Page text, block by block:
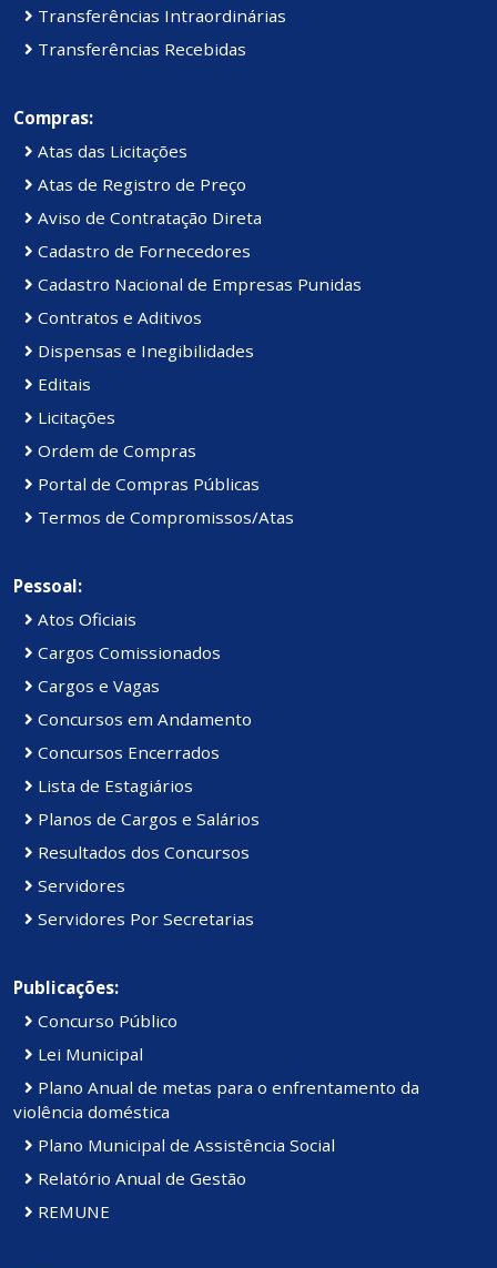
Transferências Intraordinárias
Transferências Recebidas
Compras:
Atas das Licitações
Atas de Registro de Preço
Aviso de Contratação Direta
Cadastro de Fornecedores
Cadastro Nacional de Empresas Punidas
Contratos e Aditivos
Dispensas e Inegibilidades
Editais
Licitações
Ordem de Compras
Portal de Compras Públicas
Termos de Compromissos/Atas
Pessoal:
Atos Oficiais
Cargos Comissionados
Cargos e Vagas
Concursos em Andamento
Concursos Encerrados
Lista de Estagiários
Planos de Cargos e Salários
Resultados dos Concursos
Servidores
Servidores Por Secretarias
Publicações:
Concurso Público
Lei Municipal
Plano Anual de metas para o enfrentamento da
violência doméstica
Plano Municipal de Assistência Social
Relatório Anual de Gestão
REMUNE